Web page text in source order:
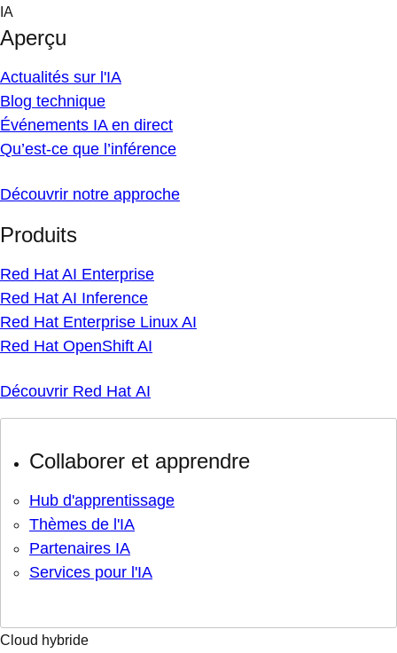
Skip
content
IA
Aperçu
Actualités sur l'IA
Blog technique
Événements IA en direct
Qu’est-ce que l’inférence
Découvrir notre approche
Produits
Red Hat AI Enterprise
Red Hat AI Inference
Red Hat Enterprise Linux AI
Red Hat OpenShift AI
Découvrir Red Hat AI
Collaborer et apprendre
Hub d'apprentissage
Thèmes de l'IA
Partenaires IA
Services pour l'IA
Cloud hybride